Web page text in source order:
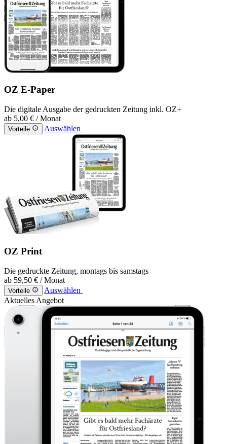
OZ E-Paper
Die digitale Ausgabe der gedruckten Zeitung inkl. OZ+
ab 5,00 € / Monat
Vorteile Auswählen
OZ Print
Die gedruckte Zeitung, montags bis samstags
ab 59,50 € / Monat
Vorteile
Auswählen
Aktuelles Angebot